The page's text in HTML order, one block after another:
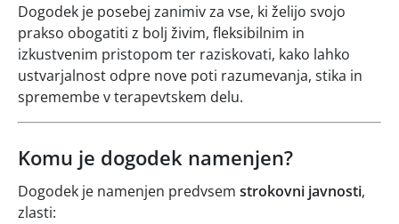
Dogodek je posebej zanimiv za vse, ki želijo svojo
prakso obogatiti z bolj živim, fleksibilnim in
izkustvenim pristopom ter raziskovati, kako lahko
ustvarjalnost odpre nove poti razumevanja, stika in
spremembe v terapevtskem delu.
Komu je dogodek namenjen?
Dogodek je namenjen predvsem strokovni javnosti,
zlasti: